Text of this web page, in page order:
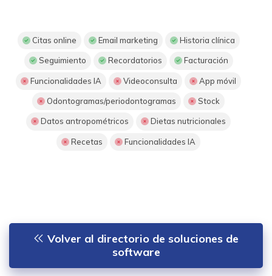
Citas online Email marketing Historia clínica
Seguimiento Recordatorios Facturación
Funcionalidades IA Videoconsulta App móvil
Odontogramas/periodontogramas Stock
Datos antropométricos Dietas nutricionales
Recetas Funcionalidades IA
Volver al directorio de soluciones de
software